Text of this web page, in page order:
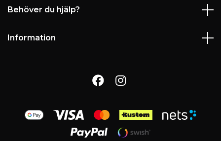
Behöver du hjälp?
Information